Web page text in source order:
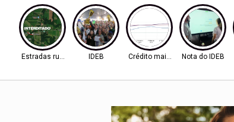
Estradas rurais IDEB Crédito mais difícilNota do IDEB